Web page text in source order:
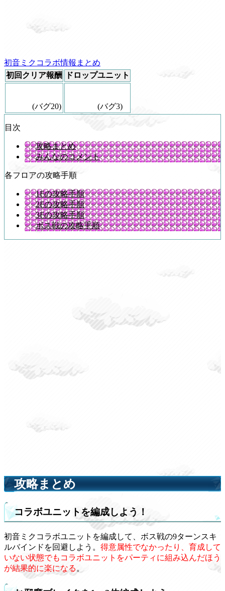
初音ミクコラボ情報まとめ
初回クリア報酬
ドロップユニット
(バグ20) (バグ3)
目次
攻略まとめ
みんなのコメント
各フロアの攻略手順
1Fの攻略手順
2Fの攻略手順
3Fの攻略手順
ボス戦の攻略手順
攻略まとめ
コラボユニットを編成しよう！
初音ミクコラボユニットを編成して、ボス戦の9ターンスキ
ルバインドを回避しよう。 得意属性でなかったり、育成して
いない状態でもコラボユニットをパーティに組み込んだほう
が結果的に楽になる 。